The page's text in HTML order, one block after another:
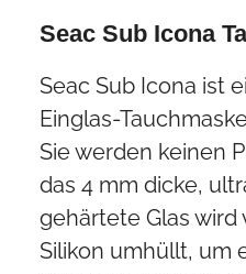
Seac Sub Icona
Seac Sub Icona ist
Einglas-
Sie werden keinen
das 4 mm dicke,
gehärtete Glas wird
Silikon umhüllt, um